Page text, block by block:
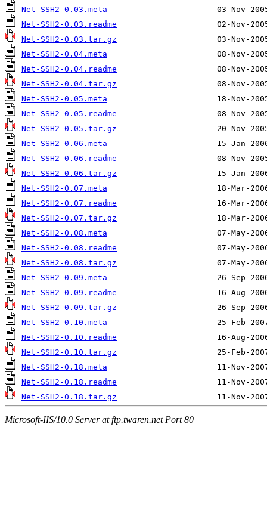
Net-SSH2-0.03.meta
Net-SSH2-0.03.readme
Net-SSH2-0.03.tar.gz
Net-SSH2-0.04.meta
Net-SSH2-0.04.readme
Net-SSH2-0.04.tar.gz
Net-SSH2-0.05.meta
Net-SSH2-0.05.readme
Net-SSH2-0.05.tar.gz
Net-SSH2-0.06.meta
Net-SSH2-0.06.readme
Net-SSH2-0.06.tar.gz
Net-SSH2-0.07.meta
Net-SSH2-0.07.readme
Net-SSH2-0.07.tar.gz
Net-SSH2-0.08.meta
Net-SSH2-0.08.readme
Net-SSH2-0.08.tar.gz
Net-SSH2-0.09.meta
Net-SSH2-0.09.readme
Net-SSH2-0.09.tar.gz
Net-SSH2-0.10.meta
Net-SSH2-0.10.readme
Net-SSH2-0.10.tar.gz
Net-SSH2-0.18.meta
Net-SSH2-0.18.readme
Net-SSH2-0.18.tar.gz
Microsoft-IIS/10.0 Server at ftp.twaren.net Port 80